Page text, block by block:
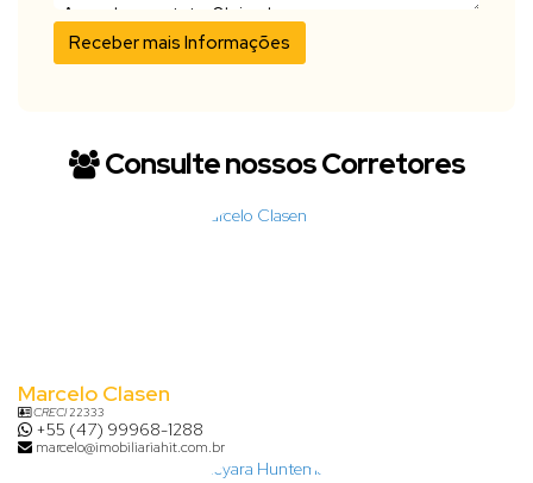
Consulte nossos Corretores
Marcelo Clasen
CRECI22333
+55 (47) 99968-1288
marcelo@imobiliariahit.com.br